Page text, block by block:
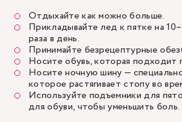
Отдыхайте как можно больше.
Прикладывайте лед к пятке на
раза в день.
Принимайте безрецептурные
Носите обувь, которая подходит
Носите ночную шину —
которое растягивает стопу во
Используйте подъемники для
для обуви, чтобы уменьшить боль.